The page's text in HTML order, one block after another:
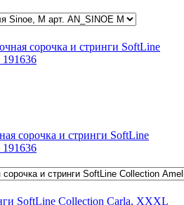
сорочка и стринги SoftLine
191636